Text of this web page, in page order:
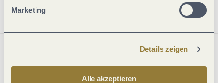
Marketing
Details zeigen
Alle akzeptieren
Was möchtest du als nächstes tun?